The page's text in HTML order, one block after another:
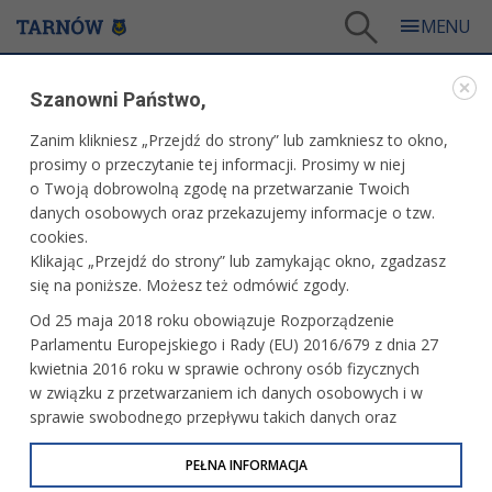
TARNOWSKI NAUCZYCIEL 2009
13.10.2009, 21:41
Z okazji popularnego Dnia Nauczyciela przedstawiamy
statystyczne dane o przedstawicielach tego zawodu.
Wertując wnikliwie informacje będące w posiadaniu
Wydziału Edukacji magistratu ustaliliśmy, że tarnowski
pedagog to zwykle kobieta (aż 77% przedstawicielek tego
zawodu stanowią panie, panów jest 23%),
z szesnastoletnim stażem pracy. Ponadto statystyczny
nauczyciel ma tytuł dyplomowanego. 14 października,
Szanowni Państwo,
Zanim klikniesz „Przejdź do strony” lub zamkniesz to okno,
prosimy o przeczytanie tej informacji. Prosimy w niej
o Twoją dobrowolną zgodę na przetwarzanie Twoich
danych osobowych oraz przekazujemy informacje o tzw.
cookies.
Klikając „Przejdź do strony” lub zamykając okno, zgadzasz
się na poniższe. Możesz też odmówić zgody.
Od 25 maja 2018 roku obowiązuje Rozporządzenie
Parlamentu Europejskiego i Rady (EU) 2016/679 z dnia 27
kwietnia 2016 roku w sprawie ochrony osób fizycznych
w związku z przetwarzaniem ich danych osobowych i w
sprawie swobodnego przepływu takich danych oraz
uchylenia dyrektywy 95/46/WE (określane jako RODO, GDPR
lub Ogólne Rozporządzenie o Ochronie Danych
PEŁNA INFORMACJA